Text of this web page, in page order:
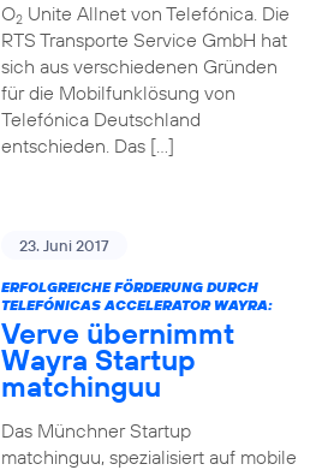
O2Unite Allnet von Telefónica. Die
RTS Transporte Service GmbH hat
sich aus verschiedenen Gründen
für die Mobilfunklösung von
Telefónica Deutschland
entschieden. Das […]
23. Juni 2017
ERFOLGREICHE FÖRDERUNG DURCH
TELEFÓNICAS ACCELERATOR WAYRA:
Verve übernimmt
Wayra Startup
matchinguu
Das Münchner Startup
matchinguu, spezialisiert auf mobile